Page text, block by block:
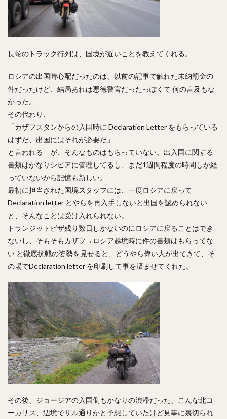
長蛇のトラック行列は、国境が近いことを教えてくれる。
ロシアの出国時心配だったのは、以前の記事で触れた未納罰金の
件だったけど、結局あれは悪徳警官だったっぽくて 何の言及もな
かった。
その代わり、
「カザフスタンからの入国時に Declaration Letter をもらっている
はずだ、出国にはそれが必要だ」
と言われる が、そんなものはもらっていない。出入国に関する
書類はかなりシビアに管理してるし、まだ1週間程度の時間しか経
っていないから記憶も新しい。
最初に担当された国境スタッフには、一度ロシアに戻って
Declaration letter とやらを再入手しないと出国を認められない
と、そんなことは受け入れられない。
トランジットビザ残り数日しかないのにロシアに戻ることはでき
ないし、そもそもカザフ→ロシア越境時に件の書類はもらってな
い と徹底抗戦の姿勢を見せると、どうやら偉い人が出てきて、そ
の場でDeclaration letter を印刷して事を済ませてくれた。
その後、ジョージアの入国側もかなりの渋滞だった、こんな北コ
ーカサス、辺境でザル通りかと予想していたけど見事に裏切られ